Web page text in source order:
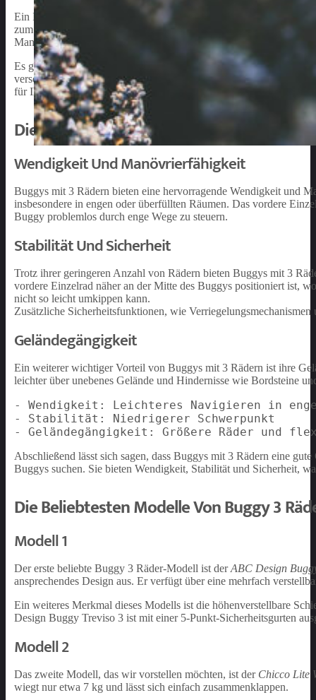
Ein Buggy 3 Räder zeichnet sich im Vergleich zu klassischen
zum idealen Begleiter beim Einkaufen, auf dem Spielplatz oder
Manövrierfähigkeit und ein angenehmeres Fahrgefühl.
Es gibt viele verschiedene Modelle und Hersteller von Buggy 3
verschiedenen Möglichkeiten und Funktionen zu informieren.
für Ihr Kind, die Qualität der Materialien und die einfache
Die Vorteile Von Buggy 3 Räder
Wendigkeit Und Manövrierfähigkeit
Buggys mit 3 Rädern bieten eine hervorragende Wendigkeit und
insbesondere in engen oder überfüllten Räumen. Das vordere
Buggy problemlos durch enge Wege zu steuern.
Stabilität Und Sicherheit
Trotz ihrer geringeren Anzahl von Rädern bieten Buggys mit 3
vordere Einzelrad näher an der Mitte des Buggys positioniert ist,
nicht so leicht umkippen kann.
Zusätzliche Sicherheitsfunktionen, wie
Geländegängigkeit
Ein weiterer wichtiger Vorteil von Buggys mit 3 Rädern ist ihre
leichter über unebenes Gelände und Hindernisse wie Bordsteine
- Wendigkeit: Leichteres Navigieren in
- Stabilität: Niedrigerer Schwerpunkt
Abschließend lässt sich sagen, dass Buggys mit 3 Rädern eine
Buggys suchen. Sie bieten Wendigkeit, Stabilität und Sicherheit,
Die Beliebtesten Modelle Von Buggy 3
Modell 1
Der erste beliebte Buggy 3 Räder-Modell ist derABC Design
ansprechendes Design aus. Er verfügt über eine mehrfach
Ein weiteres Merkmal dieses Modells ist die höhenverstellbare
Design Buggy Treviso 3 ist mit einer 5-Punkt-Sicherheitsgurten
Modell 2
Das zweite Modell, das wir vorstellen möchten, ist der Chicco Lite
wiegt nur etwa 7 kg und lässt sich einfach zusammenklappen.